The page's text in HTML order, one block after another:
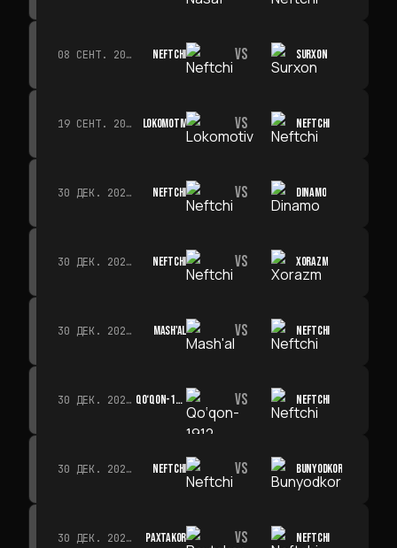
08 СЕНТ. 2026 Г. · 19:00 NEFTCHI VS SURXON
19 СЕНТ. 2026 Г. · 19:00 LOKOMOTIV VS NEFTCHI
30 ДЕК. 2026 Г. · 19:00 NEFTCHI VS DINAMO
30 ДЕК. 2026 Г. · 19:00 NEFTCHI VS XORAZM
30 ДЕК. 2026 Г. · 19:00 MASH'AL VS NEFTCHI
30 ДЕК. 2026 Г. · 19:00 QO‘QON-1912 VS NEFTCHI
30 ДЕК. 2026 Г. · 19:00 NEFTCHI VS BUNYODKOR
30 ДЕК. 2026 Г. · 19:00 PAXTAKOR VS NEFTCHI